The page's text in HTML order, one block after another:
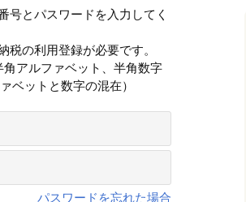
号とパスワードを入力してく
税の利用登録が必要です。
アルファベット、半角数字
ベットと数字の混在）
パスワードを忘れた場合